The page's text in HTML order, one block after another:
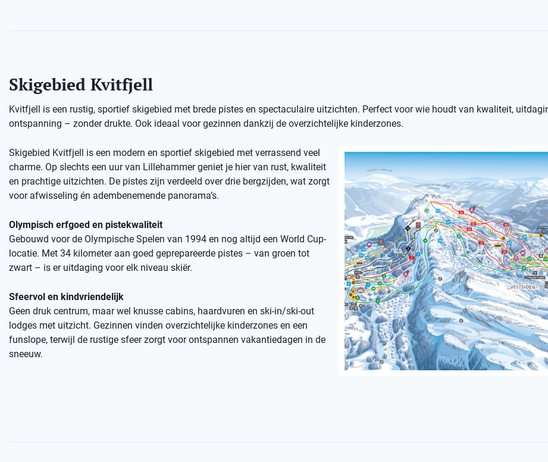
Skigebied Kvitfjell
Kvitfjell is een rustig, sportief skigebied met brede pistes en spectaculaire uitzichten. Perfect voor wie houdt van kwaliteit,
ontspanning – zonder drukte. Ook ideaal voor gezinnen dankzij de overzichtelijke kinderzones.
Skigebied Kvitfjell is een modern en sportief skigebied met verrassend veel
charme. Op slechts een uur van Lillehammer geniet je hier van rust, kwaliteit
en prachtige uitzichten. De pistes zijn verdeeld over drie bergzijden, wat zorgt
voor afwisseling én adembenemende panorama’s.
Olympisch erfgoed en pistekwaliteit
Gebouwd voor de Olympische Spelen van 1994 en nog altijd een World Cup-
locatie. Met 34 kilometer aan goed geprepareerde pistes – van groen tot
zwart – is er uitdaging voor elk niveau skiër.
Sfeervol en kindvriendelijk
Geen druk centrum, maar wel knusse cabins, haardvuren en ski-in/ski-out
lodges met uitzicht. Gezinnen vinden overzichtelijke kinderzones en een
funslope, terwijl de rustige sfeer zorgt voor ontspannen vakantiedagen in de
sneeuw.